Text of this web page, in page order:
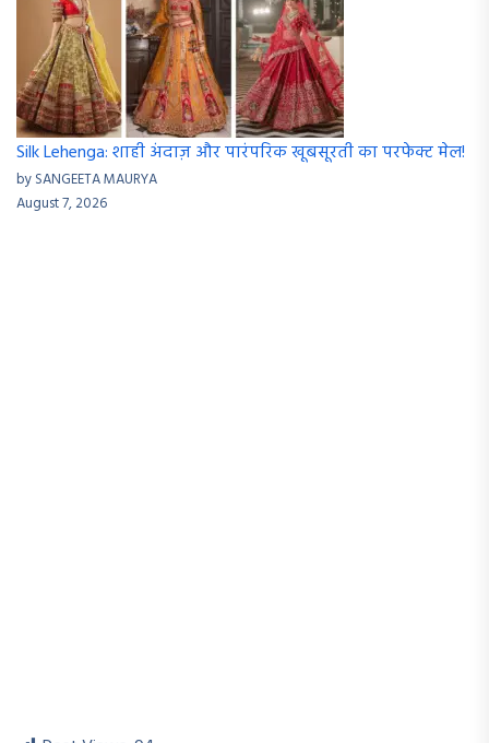
Silk Lehenga: शाही अंदाज़ और पारंपरिक खूबसूरती का परफेक्ट मेल!
by SANGEETA MAURYA
August 7, 2026